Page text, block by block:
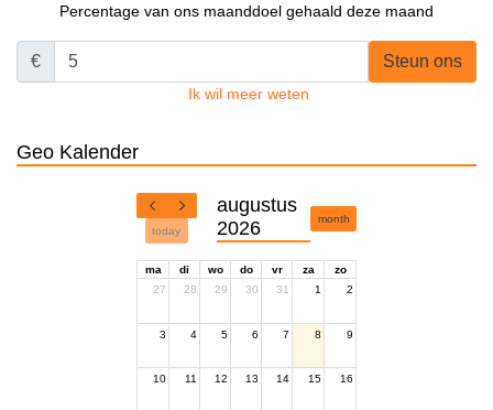
Percentage van ons maanddoel gehaald deze maand
€ Steun ons
Ik wil meer weten
Geo Kalender
today
augustus
2026
month
ma di wo do vr za
zo
27
28 29 30 31 1 2
3 4 5 6 7 8 9
10 11 12 13 14 15 16